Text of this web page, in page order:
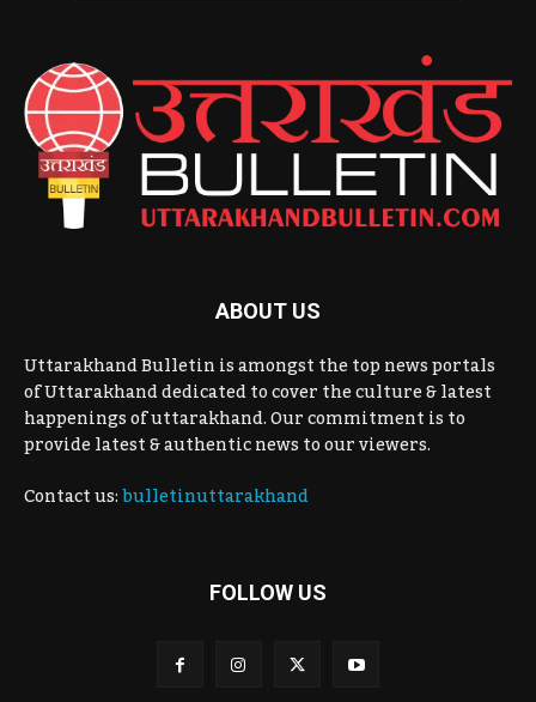
ABOUT US
Uttarakhand Bulletin is amongst the top news portals
of Uttarakhand dedicated to cover the culture & latest
happenings of uttarakhand. Our commitment is to
provide latest & authentic news to our viewers.
Contact us:bulletinuttarakhand
FOLLOW US